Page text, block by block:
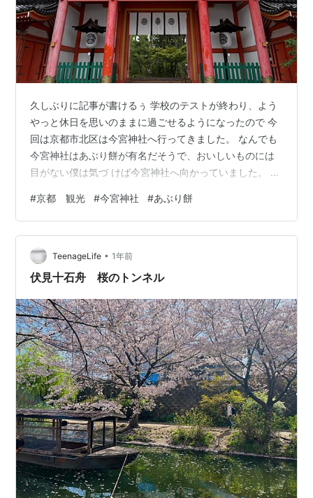
久しぶりに記事が書けるぅ 学校のテストが終わり、よう
やっと休日を思いのままに過ごせるようになったので 今
回は京都市北区は今宮神社へ行ってきました。 なんでも
今宮神社はあぶり餅が有名だそうで、おいしいものには
目がない僕は気づ けば今宮神社へ向かっていました。 境
空が曇っていましたが、それがまたいい雰囲気を出して
いてよきです。 手前側の建物が本社で、奥側の建物は疫
社です。 疫社は今宮神社ができる前からこの場所にあっ
た社であり、 平安時代に都で流行した疫病を鎮めるため
に、 今の今宮祭の起源となる紫野御霊会(むらさきのごり
#京都 観光 #今宮神社 #あぶり餅
TeenageLife • 1年前
伏見十石舟 桜のトンネル